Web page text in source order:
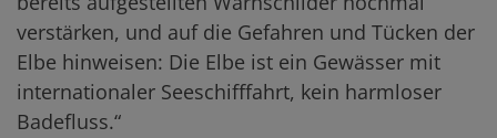
verstärken, und auf die Gefahren und Tücken der
Elbe hinweisen: Die Elbe ist ein Gewässer mit
internationaler Seeschifffahrt, kein harmloser
Badefluss.“